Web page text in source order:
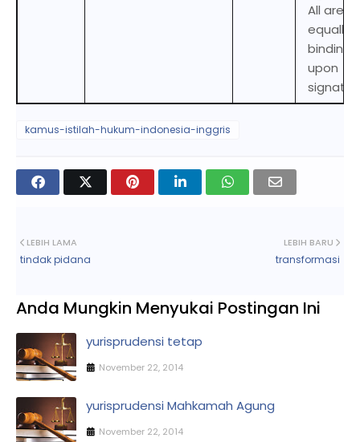
All are
equally
binding
upon
kamus-istilah-hukum-indonesia-inggris
LEBIH BARU
transformasi
LEBIH LAMA
tindak pidana
Anda Mungkin Menyukai Postingan Ini
yurisprudensi tetap
November 22, 2014
yurisprudensi Mahkamah Agung
November 22, 2014